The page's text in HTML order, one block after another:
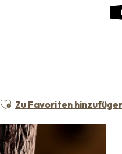
Ajouter aux favoris
Zu Favoriten